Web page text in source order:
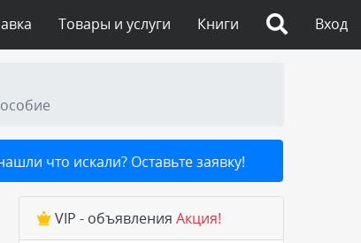
Вход
Книги
Товары и услуги
что искали? Оставьте заявку!
VIP - объявления Акция!